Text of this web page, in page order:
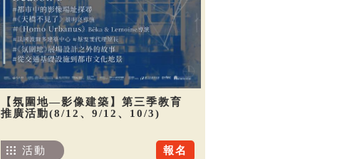
【氛圍地—影像建築】第三季教育
推廣活動(8/12、9/12、10/3)
報名
活動